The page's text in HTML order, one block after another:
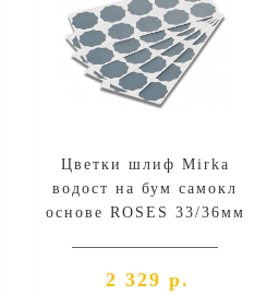
Цветки шлиф Mirka
водост на бум самокл
основе ROSES 33/36мм
2 329 р.